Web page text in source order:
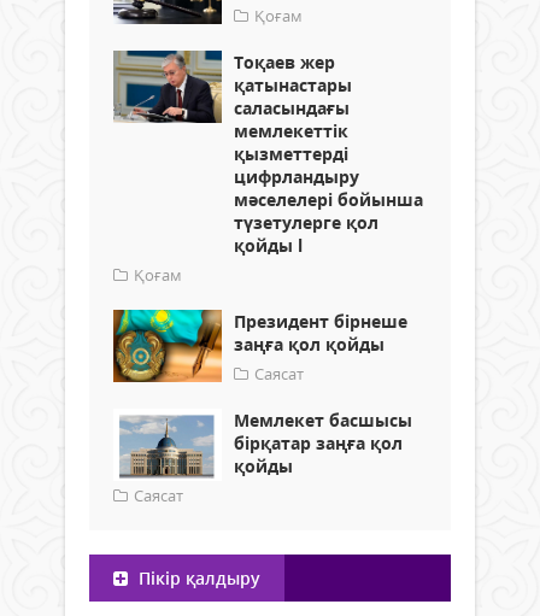
Қоғам
Тоқаев жер
қатынастары
саласындағы
мемлекеттік
қызметтерді
цифрландыру
мәселелері бойынша
түзетулерге қол
қойды l
Қоғам
Президент бірнеше
заңға қол қойды
Саясат
Мемлекет басшысы
бірқатар заңға қол
қойды
Саясат
Пікір қалдыру